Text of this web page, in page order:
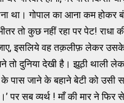
था। गोपाल का आना कम होकर
तो कुछ नहीं रहा पर पेट! राधा
जाए, इसलिये वह तक़लीफ़ लेकर
तो दुनिया देखी है। झूठी थाली
पास जाने के बहाने बेटी को उसी
पर सब व्यर्थ ! माँ की मार ने